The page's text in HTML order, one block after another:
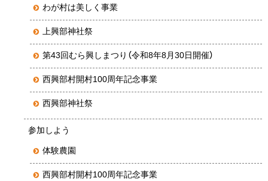
わが村は美しく事業
上興部神社祭
第43回むら興しまつり（令和8年8月30日開催）
西興部村開村100周年記念事業
西興部神社祭
参加しよう
体験農園
西興部村開村100周年記念事業